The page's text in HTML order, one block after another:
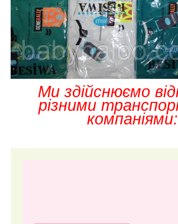
Ми здійснюємо
різними
компаніями: